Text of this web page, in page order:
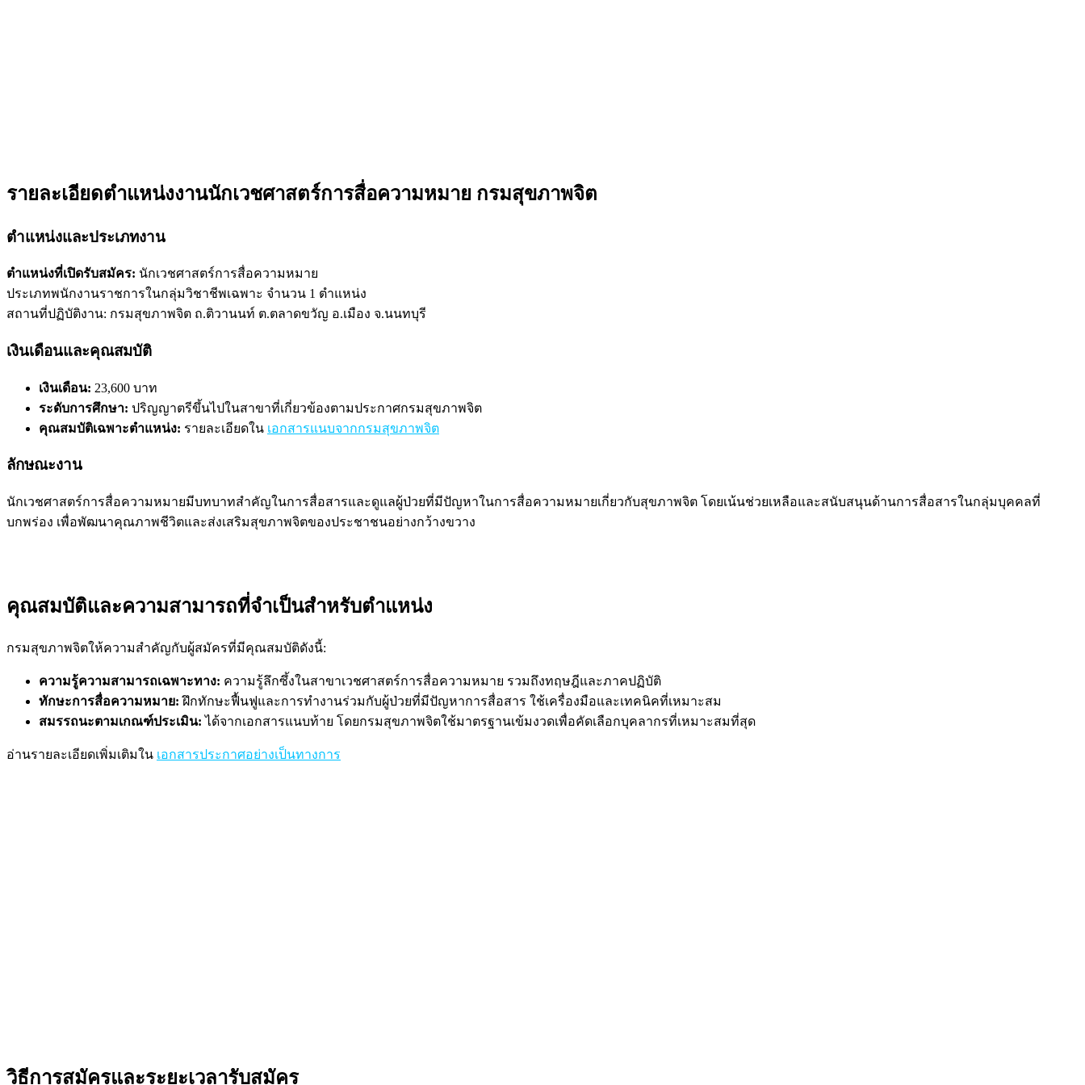
รายละเอียดตำแหน่งงานนักเวชศาสตร์การสื่อความหมาย กรมสุขภาพจิต
ตำแหน่งและประเภทงาน
ตำแหน่งที่เปิดรับสมัคร: นักเวชศาสตร์การสื่อความหมาย
ประเภทพนักงานราชการในกลุ่มวิชาชีพเฉพาะ จำนวน 1 ตำแหน่ง
สถานที่ปฏิบัติงาน: กรมสุขภาพจิต ถ.ติวานนท์ ต.ตลาดขวัญ อ.เมือง จ.นนทบุรี
เงินเดือนและคุณสมบัติ
เงินเดือน: 23,600 บาท
ระดับการศึกษา: ปริญญาตรีขึ้นไปในสาขาที่เกี่ยวข้องตามประกาศกรมสุขภาพจิต
คุณสมบัติเฉพาะตำแหน่ง: รายละเอียดใน เอกสารแนบจากกรมสุขภาพจิต
ลักษณะงาน
นักเวชศาสตร์การสื่อความหมายมีบทบาทสำคัญในการสื่อสารและดูแลผู้ป่วยที่มีปัญหาในการสื่อความหมายเกี่ยวกับสุขภาพจิต โดยเน้นช่วยเหลือและสนับสนุนด้านการสื่อสารในกลุ่มบุคคลที่
บกพร่อง เพื่อพัฒนาคุณภาพชีวิตและส่งเสริมสุขภาพจิตของประชาชนอย่างกว้างขวาง
คุณสมบัติและความสามารถที่จำเป็นสำหรับตำแหน่ง
กรมสุขภาพจิตให้ความสำคัญกับผู้สมัครที่มีคุณสมบัติดังนี้:
ความรู้ความสามารถเฉพาะทาง: ความรู้ลึกซึ้งในสาขาเวชศาสตร์การสื่อความหมาย รวมถึงทฤษฎีและภาคปฏิบัติ
ทักษะการสื่อความหมาย: ฝึกทักษะฟื้นฟูและการทำงานร่วมกับผู้ป่วยที่มีปัญหาการสื่อสาร ใช้เครื่องมือและเทคนิคที่เหมาะสม
สมรรถนะตามเกณฑ์ประเมิน: ได้จากเอกสารแนบท้าย โดยกรมสุขภาพจิตใช้มาตรฐานเข้มงวดเพื่อคัดเลือกบุคลากรที่เหมาะสมที่สุด
อ่านรายละเอียดเพิ่มเติมใน เอกสารประกาศอย่างเป็นทางการ
วิธีการสมัครและระยะเวลารับสมัคร